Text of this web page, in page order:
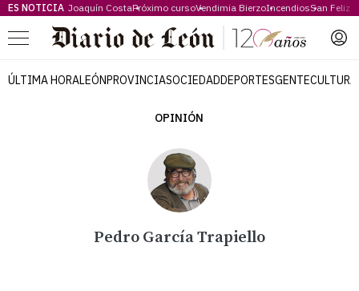
ES NOTICIA Joaquín CostaPróximo cursoVendimia BierzoIncendiosSan Feliz
Menú
ÚLTIMA HORALEÓNPROVINCIASOCIEDADDEPORTESGENTECULTURA
OPINIÓN
Pedro García Trapiello